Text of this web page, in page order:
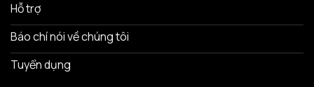
Hỗ trợ
Báo chí nói về chúng tôi
Tuyển dụng